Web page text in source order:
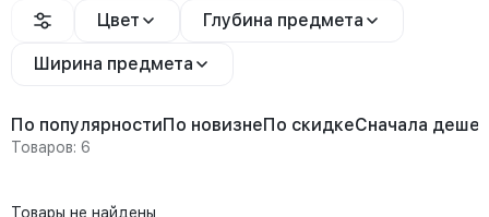
Цвет Глубина предмета
Ширина предмета
По популярностиПо новизнеПо скидкеСначала
Товаров: 6
Товары не найдены